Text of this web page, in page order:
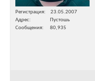
Регистрация
23.05.2007
Адрес
Пустошь
Сообщения
80,935